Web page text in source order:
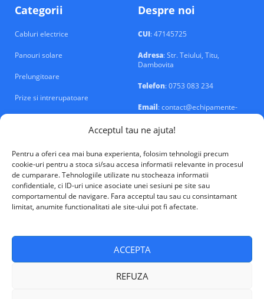
Acceptul tau ne ajuta!
Pentru a oferi cea mai buna experienta, folosim tehnologii precum
cookie-uri pentru a stoca si/sau accesa informatii relevante in procesul
de cumparare. Tehnologiile utilizate nu stocheaza informatii
confidentiale, ci ID-uri unice asociate unei sesiuni pe site sau
comportamentul de navigare. Fara acceptul tau sau cu consintamant
limitat, anumite functionalitati ale site-ului pot fi afectate.
ACCEPTA
REFUZA
Categorii
Cabluri electrice
Panouri solare
Prelungitoare
Prize si intrerupatoare
Despre noi
CUI: 47145725
Adresa: Str. Teiului, Titu,
Dambovita
Telefon: 0753 083 234
Email: contact@echipamente-
electrice.ro
VALM Electrical Solutions © 2026